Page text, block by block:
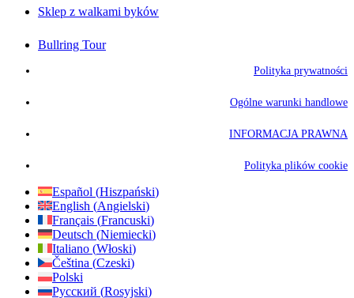
Sklep z walkami byków
Bullring Tour
Polityka prywatności
Ogólne warunki handlowe
INFORMACJA PRAWNA
Polityka plików cookie
Español (Hiszpański)
English (Angielski)
Français (Francuski)
Deutsch (Niemiecki)
Italiano (Włoski)
Čeština (Czeski)
Polski
Русский (Rosyjski)